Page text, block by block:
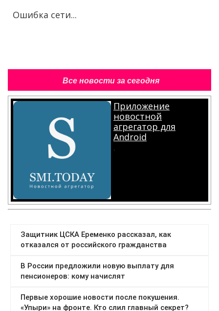
Ошибка сети...
Все новости за сегодня
Приложение
новостной
агрегатор для
Android
.